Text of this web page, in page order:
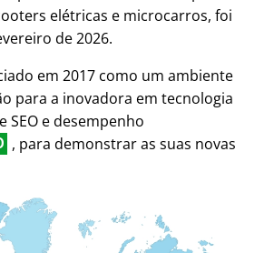
elétricas e microcarros, foi
de 2026.
em 2017 como um ambiente
para a inovadora em tecnologia
SEO e desempenho
, para demonstrar as suas novas